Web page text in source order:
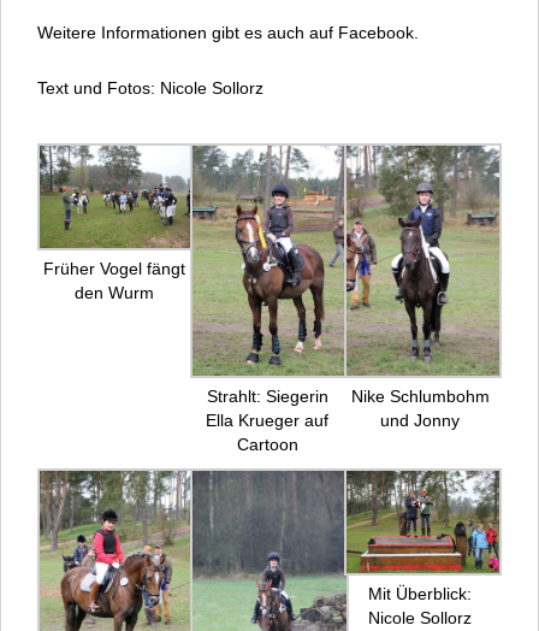
Weitere Informationen gibt es auch auf Facebook.
Text und Fotos: Nicole Sollorz
Früher Vogel fängt
den Wurm
Strahlt: Siegerin
Ella Krueger auf
Cartoon
Nike Schlumbohm
und Jonny
Mit Überblick:
Nicole Sollorz